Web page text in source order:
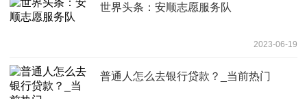
世界头条：安顺志愿服务队
2023-06-19
普通人怎么去银行贷款？_当前热门